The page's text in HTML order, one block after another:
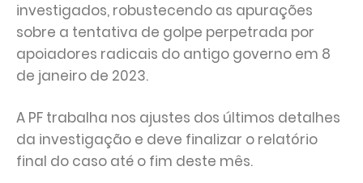
investigados, robustecendo as apurações
sobre a tentativa de golpe perpetrada por
apoiadores radicais do antigo governo em 8
de janeiro de 2023.
A PF trabalha nos ajustes dos últimos detalhes
da investigação e deve finalizar o relatório
final do caso até o fim deste mês.